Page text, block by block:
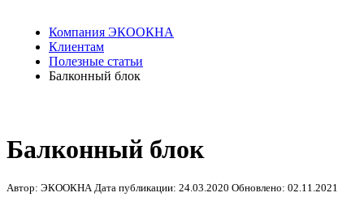
Компания ЭКООКНА
Клиентам
Полезные статьи
Балконный блок
Балконный блок
Автор: ЭКООКНА Дата публикации: 24.03.2020 Обновлено: 02.11.2021